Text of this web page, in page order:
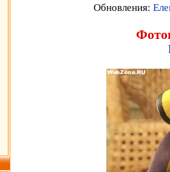
Обновления: